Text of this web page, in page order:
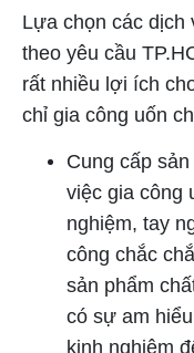
Lựa chọn các dịch
theo yêu cầu
rất nhiều lợi ích
chỉ gia công uốn
Cung cấp
việc gia công
nghiệm, tay
công chắc
sản phẩm
có sự am
kinh nghiệm